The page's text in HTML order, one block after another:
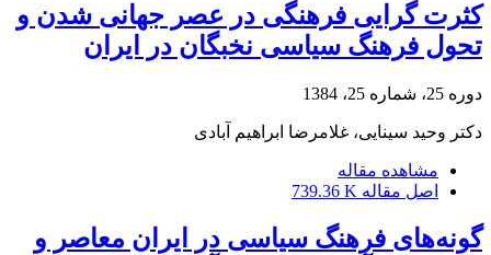
کثرت گرایی فرهنگی در عصر جهانی شدن و
تحول فرهنگ سیاسی نخبگان در ایران
دوره 25، شماره 25، 1384
دکتر وحید سینایی، غلامرضا ابراهیم آبادی
مشاهده مقاله
اصل مقاله 739.36 K
گونه‌های فرهنگ سیاسی در ایران معاصر و